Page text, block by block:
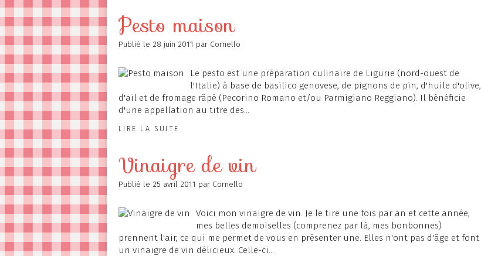
Pesto maison
Publié le 28 juin 2011 par Cornello
Le pesto est une préparation culinaire de Ligurie (nord-ouest de
l'Italie) à base de basilico genovese, de pignons de pin, d'huile d'olive,
d'ail et de fromage râpé (Pecorino Romano et/ou Parmigiano Reggiano). Il bénéficie
d'une appellation au titre des...
LIRE LA SUITE
Vinaigre de vin
Publié le 25 avril 2011 par Cornello
Voici mon vinaigre de vin. Je le tire une fois par an et cette année,
mes belles demoiselles (comprenez par là, mes bonbonnes)
prennent l'air, ce qui me permet de vous en présenter une. Elles n'ont pas d'âge et font
un vinaigre de vin délicieux. Celle-ci...